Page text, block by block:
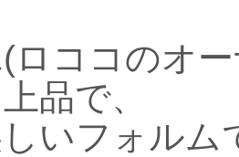
ロココのオ
品で、
いフォルム